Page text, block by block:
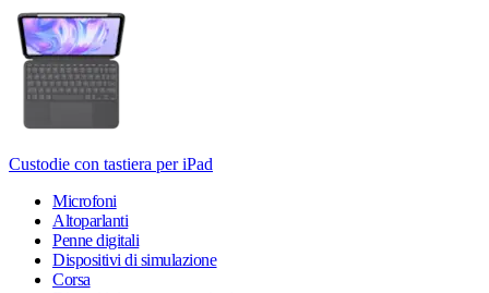
Custodie con tastiera per iPad
Microfoni
Altoparlanti
Penne digitali
Dispositivi di simulazione
Corsa